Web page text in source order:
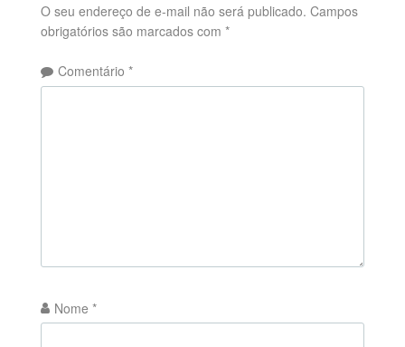
O seu endereço de e-mail não será publicado. Campos
obrigatórios são marcados com *
Comentário *
Nome *